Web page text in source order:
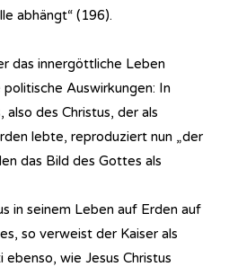
abhängt“ (196).
das innergöttliche Leben
Auswirkungen: In
des Christus, der als
lebte, reproduziert nun „der
das Bild des Gottes als
in seinem Leben auf Erden auf
so verweist der Kaiser als
wie Jesus Christus